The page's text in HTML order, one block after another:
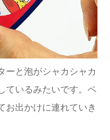
ーと泡がシャカシャカ
ているみたいです。ペ
お出かけに連れていき